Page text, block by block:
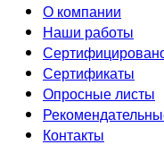
О компании
Наши работы
Сертификаты
Опросные листы
Контакты